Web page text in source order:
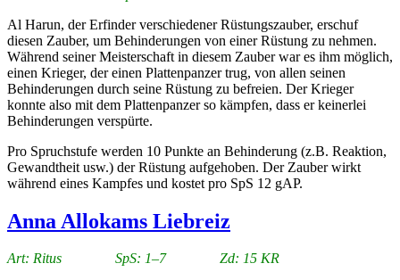
Al Harun, der Erfinder verschiedener Rüstungszauber, erschuf
diesen Zauber, um Behinderungen von einer Rüstung zu nehmen.
Während seiner Meisterschaft in diesem Zauber war es ihm möglich,
einen Krieger, der einen Plattenpanzer trug, von allen seinen
Behinderungen durch seine Rüstung zu befreien. Der Krieger
konnte also mit dem Plattenpanzer so kämpfen, dass er keinerlei
Behinderungen verspürte.
Pro Spruchstufe werden 10 Punkte an Behinderung (z.B. Reaktion,
Gewandtheit usw.) der Rüstung aufgehoben. Der Zauber wirkt
während eines Kampfes und kostet pro SpS 12 gAP.
Anna Allokams Liebreiz
Art: Ritus SpS: 1–7 Zd: 15 KR